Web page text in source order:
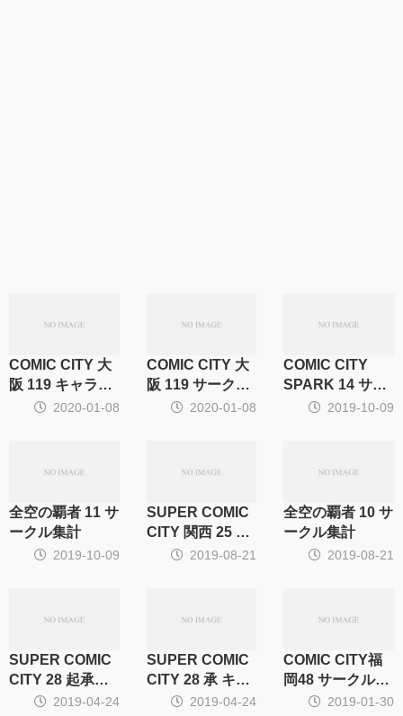
COMIC CITY 大
阪 119 キャラ・
CP別集計2020-01-08
COMIC CITY 大
阪 119 サークル
集計
2020-01-08
COMIC CITY
SPARK 14 サー
クル集計2019-10-09
全空の覇者 11 サ
ークル集計
2019-10-09
SUPER COMIC
CITY 関西 25 サ
ークル集計2019-08-21
全空の覇者 10 サ
ークル集計
2019-08-21
SUPER COMIC
CITY 28 起承転
結 サークル集計
2019-04-24
SUPER COMIC
CITY 28 承 キャ
ラ・CP別サーク
2019-04-24
COMIC CITY福
岡48 サークル集
2019-01-30